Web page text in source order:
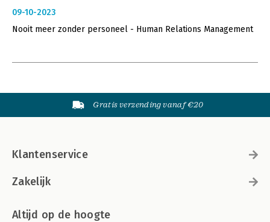
09-10-2023
Nooit meer zonder personeel - Human Relations Management
Gratis verzending vanaf €20
Klantenservice
Zakelijk
Altijd op de hoogte